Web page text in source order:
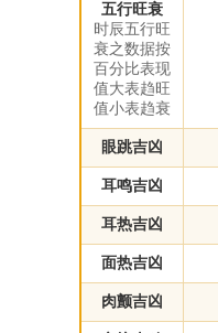
五行旺衰
时辰五行旺
衰之数据按
百分比表现
值大表趋旺
值小表趋衰
眼跳吉凶
耳鸣吉凶
耳热吉凶
面热吉凶
肉颤吉凶